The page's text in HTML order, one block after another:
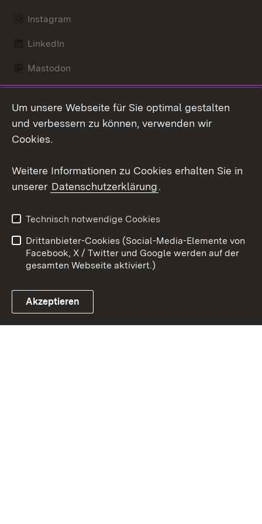
Instagram
LinkedIn
Mastodon
X / Twitter
Youtube
Link zum Landesportal
Kontakt
Datenschutz
Barrierefreiheit
Impressum Cookies
Um unsere Webseite für Sie optimal gestalten
und verbessern zu können, verwenden wir
Cookies.
Weitere Informationen zu Cookies erhalten Sie in
unserer Datenschutzerklärung.
Technisch notwendige Cookies
Drittanbieter-Cookies (Social-Media-Elemente von
Facebook, X / Twitter und Google werden auf der
gesamten Webseite aktiviert.)
Akzeptieren